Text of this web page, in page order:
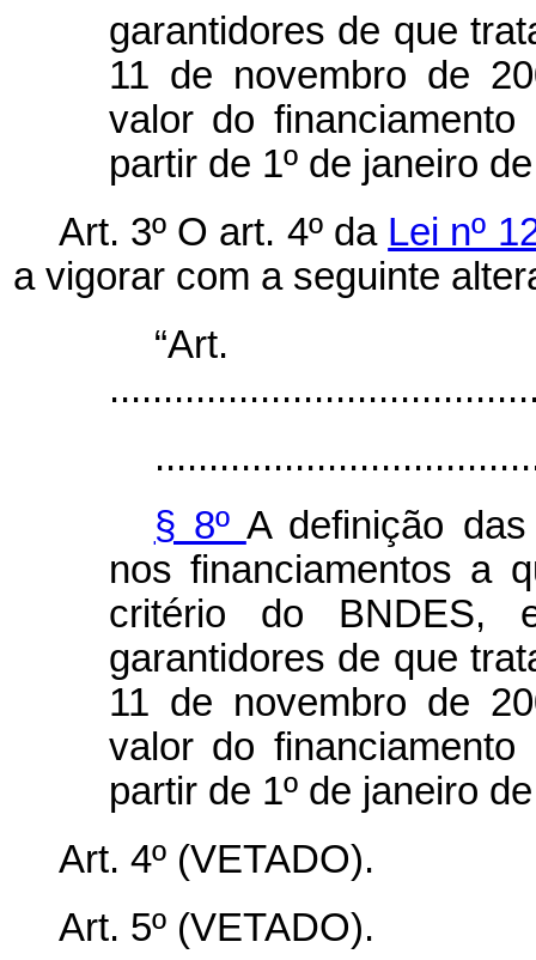
garantidores de que
11 de novembro de
valor do
partir de 1º de janeiro
Art. 3º O art. 4º da Lei nº
a vigorar com a seguinte
§ 8º A definição
nos financiamentos a
critério do BNDES,
garantidores de que
11 de novembro de
valor do
partir de 1º de janeiro
Art. 4º (VETADO).
Art. 5º (VETADO).